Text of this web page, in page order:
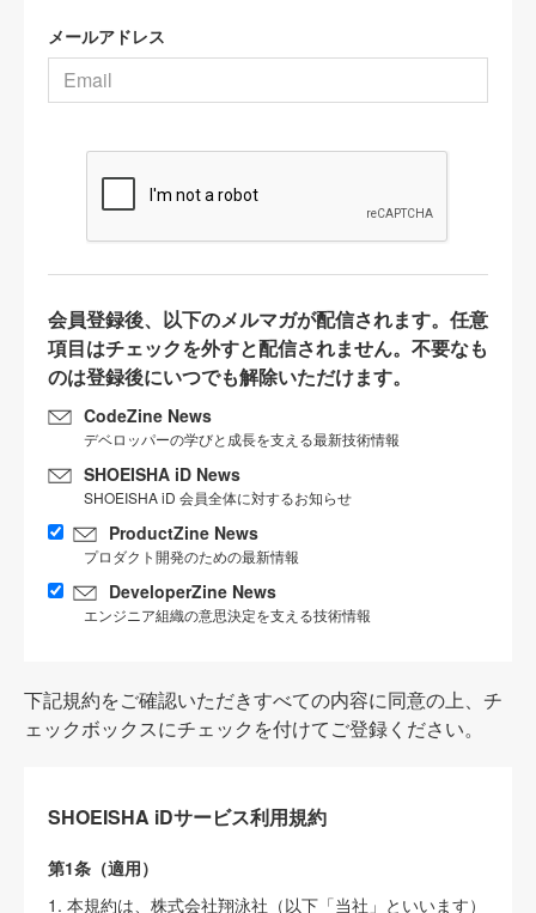
メールアドレス
会員登録後、以下のメルマガが配信されます。任意
項目はチェックを外すと配信されません。不要なも
のは登録後にいつでも解除いただけます。
CodeZine News
デベロッパーの学びと成長を支える最新技術情報
SHOEISHA iD News
SHOEISHA iD 会員全体に対するお知らせ
ProductZine News
プロダクト開発のための最新情報
DeveloperZine News
エンジニア組織の意思決定を支える技術情報
下記規約をご確認いただきすべての内容に同意の上、チ
ェックボックスにチェックを付けてご登録ください。
SHOEISHA iDサービス利用規約
第1条（適用）
1. 本規約は、株式会社翔泳社（以下「当社」といいます）